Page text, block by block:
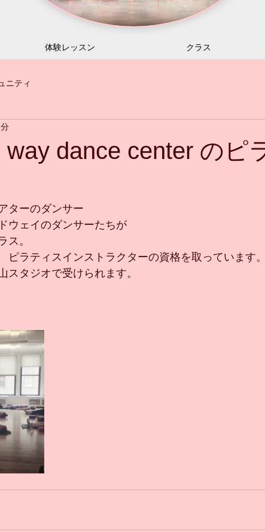
体験レッスン クラス
ニティ
dance center のピ
ターのダンサー
ウェイのダンサーたちが
ス。
ピラティスインストラクターの資格を取っています。
スタジオで受けられます。